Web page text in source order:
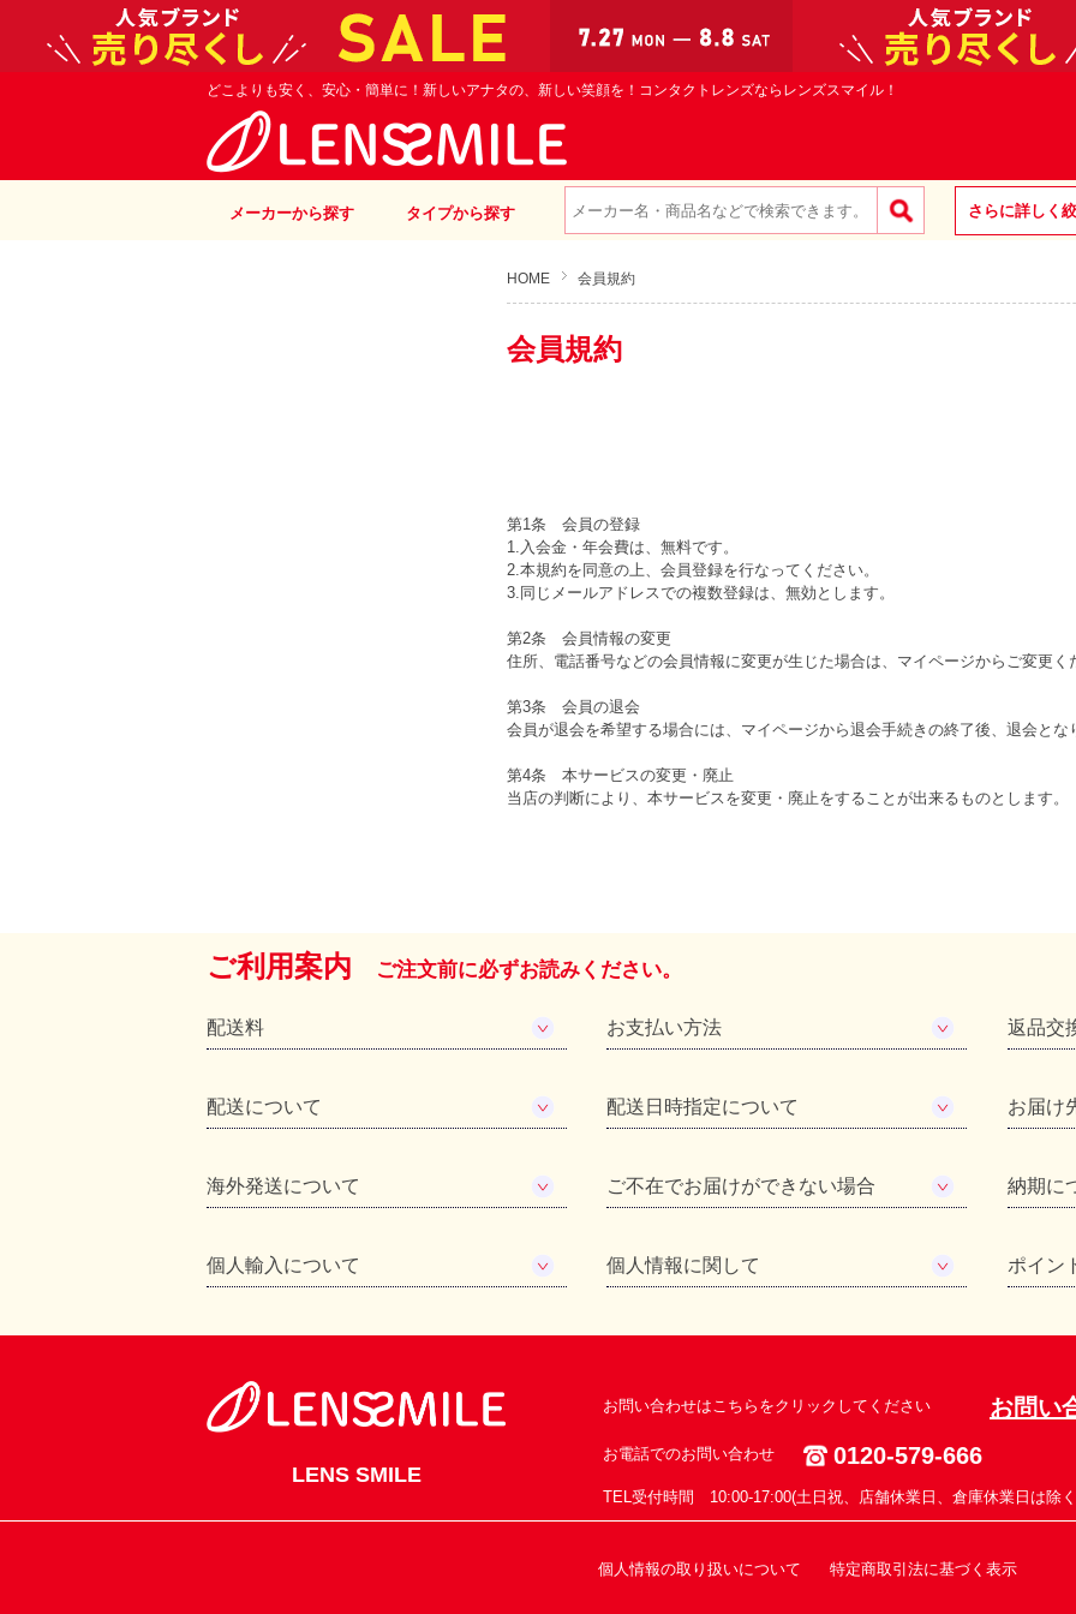
どこよりも安く、安心・簡単に！新しいアナタの、新しい笑顔を！コンタクトレンズならレンズスマイル！
メーカーから探す タイプから探す さらに詳しく
HOME 会員規約
会員規約
第1条 会員の登録
1.入会金・年会費は、無料です。
2.本規約を同意の上、会員登録を行なってください。
3.同じメールアドレスでの複数登録は、無効とします。
第2条 会員情報の変更
住所、電話番号などの会員情報に変更が生じた場合は、マイページからご変更く
第3条 会員の退会
会員が退会を希望する場合には、マイページから退会手続きの終了後、退会とな
第4条 本サービスの変更・廃止
当店の判断により、本サービスを変更・廃止をすることが出来るものとします。
ご利用案内 ご注文前に必ずお読みください。
配送料 お支払い方法 返品交
配送について 配送日時指定について お届け
海外発送について ご不在でお届けができない場合 納期に
個人輸入について 個人情報に関して ポイン
LENS SMILE
お問い合わせはこちらをクリックしてください お問い
お電話でのお問い合わせ 0120-579-666
TEL受付時間 10:00-17:00(土日祝、店舗休業日、倉庫休業日は除
個人情報の取り扱いについて 特定商取引法に基づく表示